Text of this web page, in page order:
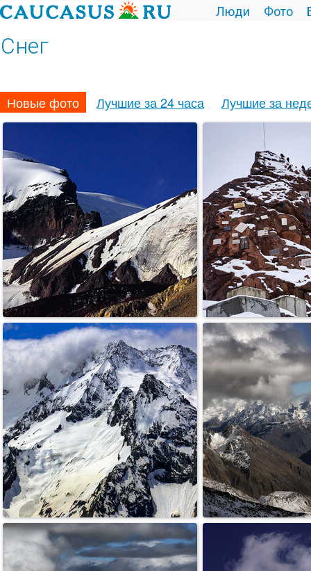
Люди Фото
Снег
Новые фото Лучшие за 24 часа Лучшие за